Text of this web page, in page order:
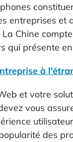
entreprises et
Chine
qui présente
à
et votre
vous
des